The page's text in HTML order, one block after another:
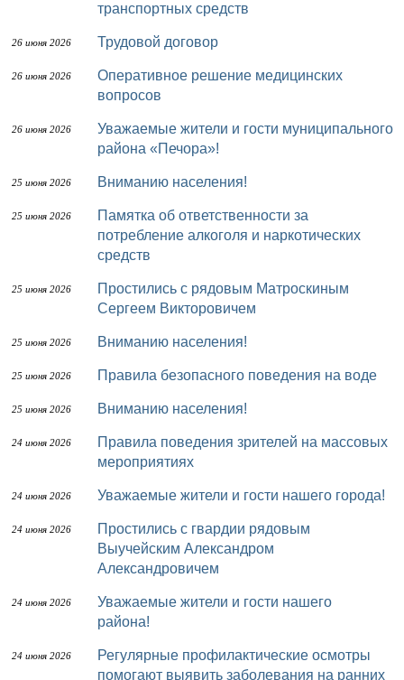
транспортных средств
26 июня 2026 Трудовой договор
26 июня 2026
Оперативное решение медицинских
вопросов
26 июня 2026
Уважаемые жители и гости муниципального
района «Печора»!
25 июня 2026 Вниманию населения!
25 июня 2026
Памятка об ответственности за
потребление алкоголя и наркотических
средств
25 июня 2026
Простились с рядовым Матроскиным
Сергеем Викторовичем
25 июня 2026 Вниманию населения!
25 июня 2026 Правила безопасного поведения на воде
25 июня 2026 Вниманию населения!
24 июня 2026
Правила поведения зрителей на массовых
мероприятиях
24 июня 2026 Уважаемые жители и гости нашего города!
24 июня 2026
Простились с гвардии рядовым
Выучейским Александром
Александровичем
24 июня 2026
Уважаемые жители и гости нашего
района!
24 июня 2026
Регулярные профилактические осмотры
помогают выявить заболевания на ранних